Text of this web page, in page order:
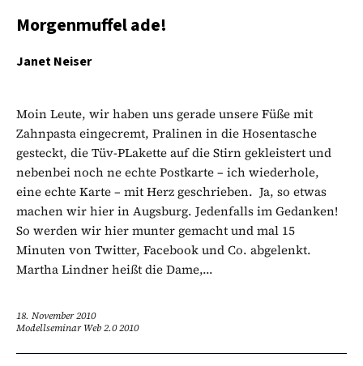
Morgenmuffel ade!
Janet Neiser
Moin Leute, wir haben uns gerade unsere Füße mit
Zahnpasta eingecremt, Pralinen in die Hosentasche
gesteckt, die Tüv-PLakette auf die Stirn gekleistert und
nebenbei noch ne echte Postkarte – ich wiederhole,
eine echte Karte – mit Herz geschrieben. Ja, so etwas
machen wir hier in Augsburg. Jedenfalls im Gedanken!
So werden wir hier munter gemacht und mal 15
Minuten von Twitter, Facebook und Co. abgelenkt.
Martha Lindner heißt die Dame,...
18. November 2010
Modellseminar Web 2.0 2010